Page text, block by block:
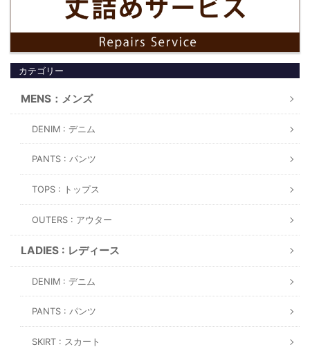
カテゴリー
MENS：メンズ
DENIM : デニム
PANTS : パンツ
TOPS : トップス
OUTERS : アウター
LADIES : レディース
DENIM : デニム
PANTS : パンツ
SKIRT : スカート